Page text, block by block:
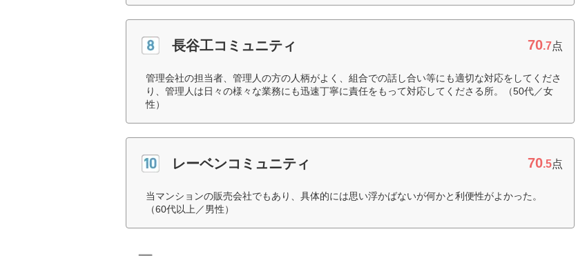
長谷工コミュニティ 70.7点
管理会社の担当者、管理人の方の人柄がよく、組合での話し合い等にも適切な対応をしてくださ
り、管理人は日々の様々な業務にも迅速丁寧に責任をもって対応してくださる所。（50代／女
性）
レーベンコミュニティ 70.5点
当マンションの販売会社でもあり、具体的には思い浮かばないが何かと利便性がよかった。
（60代以上／男性）